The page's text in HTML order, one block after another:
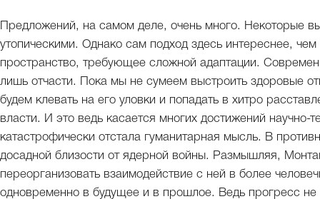
Предложений, на самом деле, очень много. Некоторые
утопическими. Однако сам подход здесь интереснее,
пространство, требующее сложной адаптации.
лишь отчасти. Пока мы не сумеем выстроить здоровые
будем клевать на его уловки и попадать в хитро
власти. И это ведь касается многих достижений научно-
катастрофически отстала гуманитарная мысль. В
досадной близости от ядерной войны. Размышляя,
переорганизовать взаимодействие с ней в более
одновременно в будущее и в прошлое. Ведь прогресс